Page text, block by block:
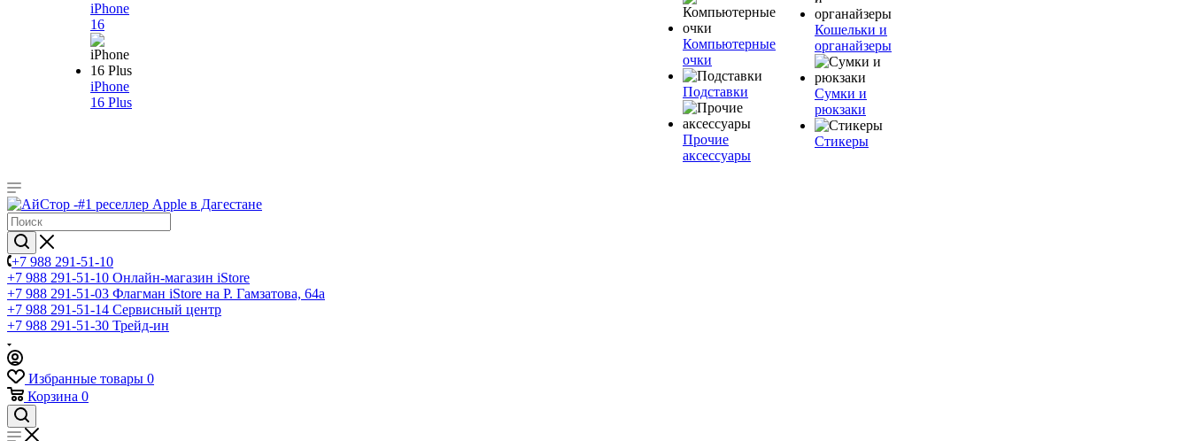
iPhone
16
iPhone
16 Plus
Компьютерные
очки
Подставки
Прочие
аксессуары
Кошельки и
органайзеры
Сумки и
рюкзаки
Стикеры
+7 988 291-51-10
+7 988 291-51-10 Онлайн-магазин iStore
+7 988 291-51-03 Флагман iStore на Р. Гамзатова, 64а
+7 988 291-51-14 Сервисный центр
+7 988 291-51-30 Трейд-ин
Избранные товары 0
Корзина 0